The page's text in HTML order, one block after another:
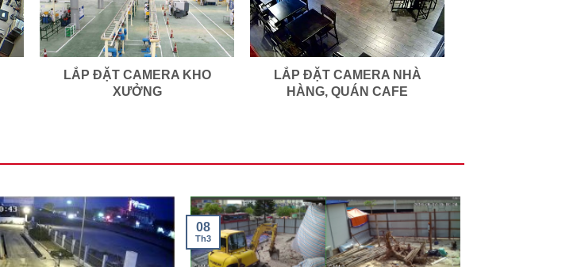
LẮP ĐẶT CAMERA KHO
XƯỞNG
LẮP ĐẶT CAMERA NHÀ
HÀNG, QUÁN CAFE
08
Th3